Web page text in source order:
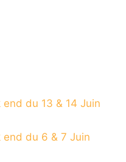
du 13 & 14 Juin
end du 6 & 7 Juin